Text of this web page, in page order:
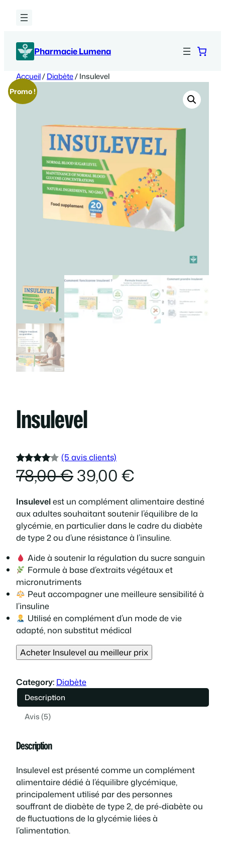
Pharmacie Lumena
Accueil/Diabète/ Insulevel
Promo !
Insulevel
Noté
4.00
sur 5
5
notations
client
(5 avis clients)
78,00€L
e
p
r
i
x
i
n
i
t
i
é
t
a
39,00 €
e
p
r
i
x
a
c
t
u
e
s
t
Insulevelest un complément alimentaire destiné
aux adultes souhaitant soutenir l’équilibre de la
glycémie, en particulier dans le cadre du diabète
de type 2 ou d’une résistance à l’insuline.
Aide à soutenir la régulation du sucre sanguin
Formule à base d’extraits végétaux et
micronutriments
Peut accompagner une meilleure sensibilité à
l’insuline
Utilisé en complément d’un mode de vie
adapté, non substitut médical
Acheter Insulevel au meilleur prix
Category: Diabète
Description
Avis (5)
Description
Insulevel est présenté comme un complément
alimentaire dédié à l’équilibre glycémique,
principalement utilisé par des personnes
souffrant de diabète de type 2, de pré-diabète ou
de fluctuations de la glycémie liées à
l’alimentation.